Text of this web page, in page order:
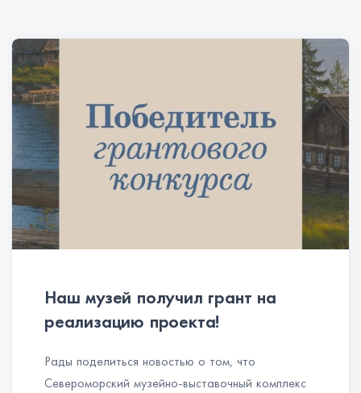
Наш музей получил грант на
реализацию проекта!
Рады поделиться новостью о том, что
Североморский музейно-выставочный комплекс